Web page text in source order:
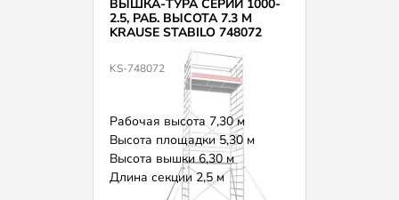
ВЫШКА-ТУРА СЕРИИ 1000-
2.5, РАБ. ВЫСОТА 7.3 М
KRAUSE STABILO 748072
KS-748072
Рабочая высота 7,30 м
Высота площадки 5,30 м
Высота вышки 6,30 м
Длина секции 2,5 м
Вес 187,0 кг